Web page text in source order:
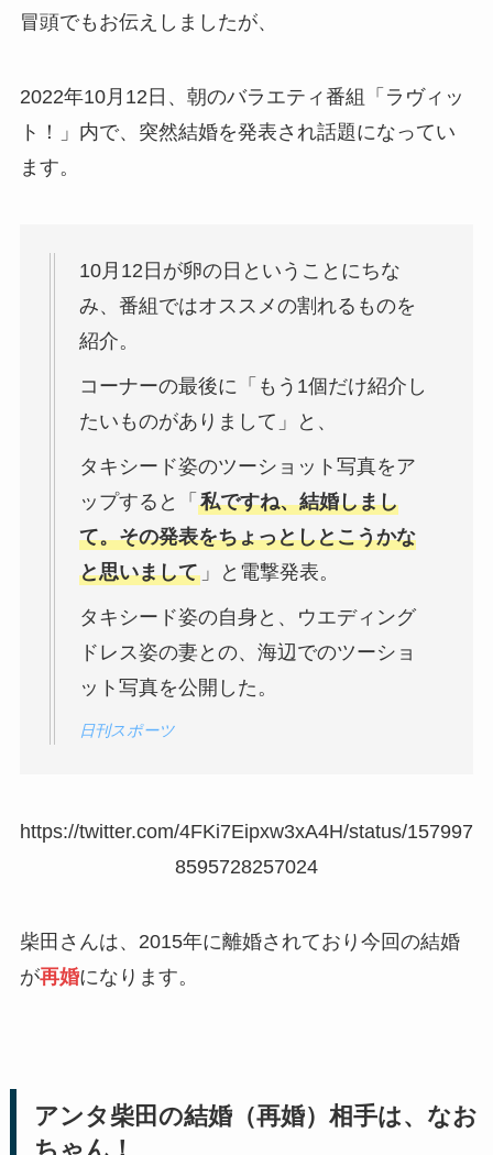
冒頭でもお伝えしましたが、
2022年10月12日、朝のバラエティ番組「ラヴィッ
ト！」内で、突然結婚を発表され話題になってい
ます。
10月12日が卵の日ということにちな
み、番組ではオススメの割れるものを
紹介。
コーナーの最後に「もう1個だけ紹介し
たいものがありまして」と、
タキシード姿のツーショット写真をア
ップすると「 私ですね、結婚しまし
て。その発表をちょっとしとこうかな
と思いまして」と電撃発表。
タキシード姿の自身と、ウエディング
ドレス姿の妻との、海辺でのツーショ
ット写真を公開した。
日刊スポーツ
https://twitter.com/4FKi7Eipxw3xA4H/status/157997
8595728257024
柴田さんは、2015年に離婚されており今回の結婚
が再婚になります。
アンタ柴田の結婚（再婚）相手は、なお